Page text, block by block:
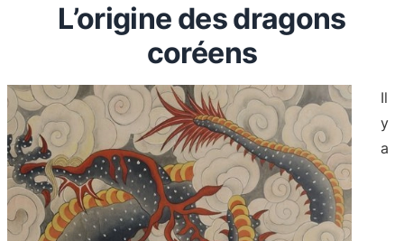
L’origine des dragons
coréens
Il
y
a